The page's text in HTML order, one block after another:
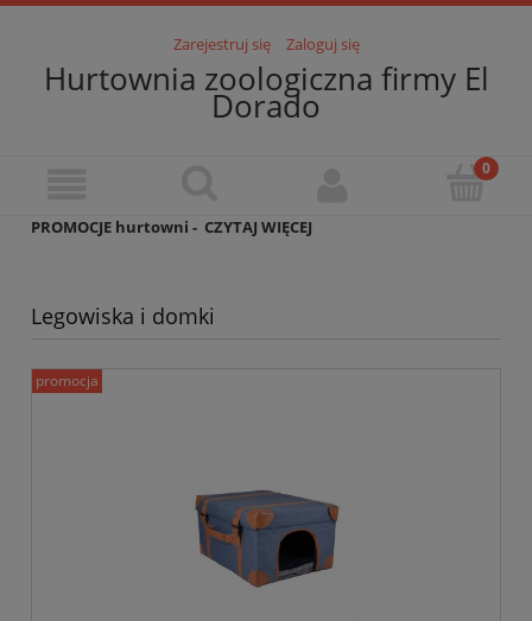
Zarejestruj się Zaloguj się
Hurtownia zoologiczna firmy El
Dorado
PROMOCJE hurtowni - CZYTAJ WIĘCEJ
Legowiska i domki
promocja